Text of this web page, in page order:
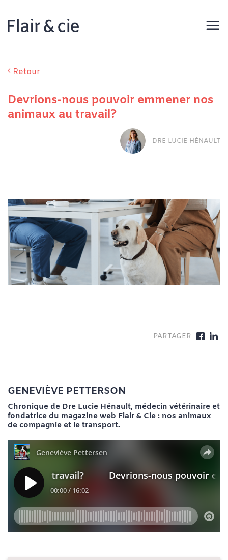
contenu
Retour
Devrions-nous pouvoir emmener nos
animaux au travail?
DRE LUCIE HÉNAULT
GENEVIÈVE PETTERSON
Chronique de Dre Lucie Hénault, médecin vétérinaire et
fondatrice du magazine web Flair & Cie : nos animaux
de compagnie et le transport.